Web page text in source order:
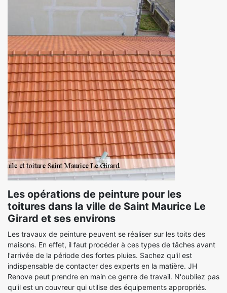
Les opérations de peinture pour les
toitures dans la ville de Saint Maurice Le
Girard et ses environs
Les travaux de peinture peuvent se réaliser sur les toits des
maisons. En effet, il faut procéder à ces types de tâches avant
l'arrivée de la période des fortes pluies. Sachez qu'il est
indispensable de contacter des experts en la matière. JH
Renove peut prendre en main ce genre de travail. N'oubliez pas
qu'il est un couvreur qui utilise des équipements appropriés.